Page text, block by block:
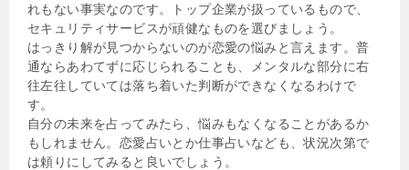
れもない事実なのです。トップ企業が扱っているもので、
セキュリティサービスが頑健なものを選びましょう。
はっきり解が見つからないのが恋愛の悩みと言えます。普
通ならあわてずに応じられることも、メンタルな部分に右
往左往していては落ち着いた判断ができなくなるわけで
す。
自分の未来を占ってみたら、悩みもなくなることがあるか
もしれません。恋愛占いとか仕事占いなども、状況次第で
は頼りにしてみると良いでしょう。